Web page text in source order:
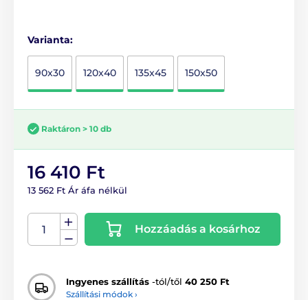
Varianta:
90x30 120x40 135x45 150x50
Raktáron > 10 db
16 410 Ft
13 562 Ft Ár áfa nélkül
Hozzáadás a kosárhoz
Ingyenes szállítás -tól/től 40 250 Ft
Szállítási módok ›